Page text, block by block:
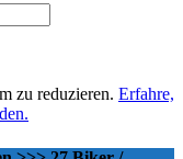
zu reduzieren. Erfahre,